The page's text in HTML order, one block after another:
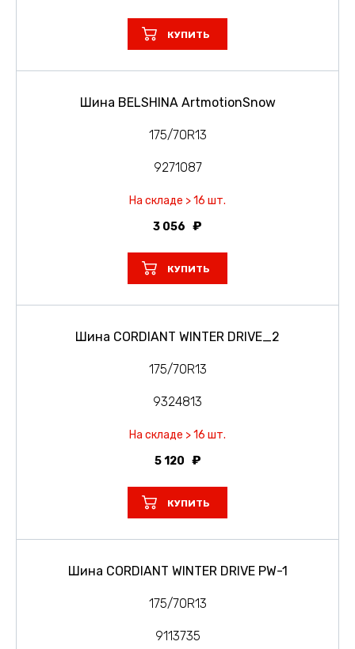
КУПИТЬ
Шина BELSHINA ArtmotionSnow
175/70R13
9271087
На складе > 16 шт.
3 056
КУПИТЬ
Шина CORDIANT WINTER DRIVE_2
175/70R13
9324813
На складе > 16 шт.
5 120
КУПИТЬ
Шина CORDIANT WINTER DRIVE PW-1
175/70R13
9113735